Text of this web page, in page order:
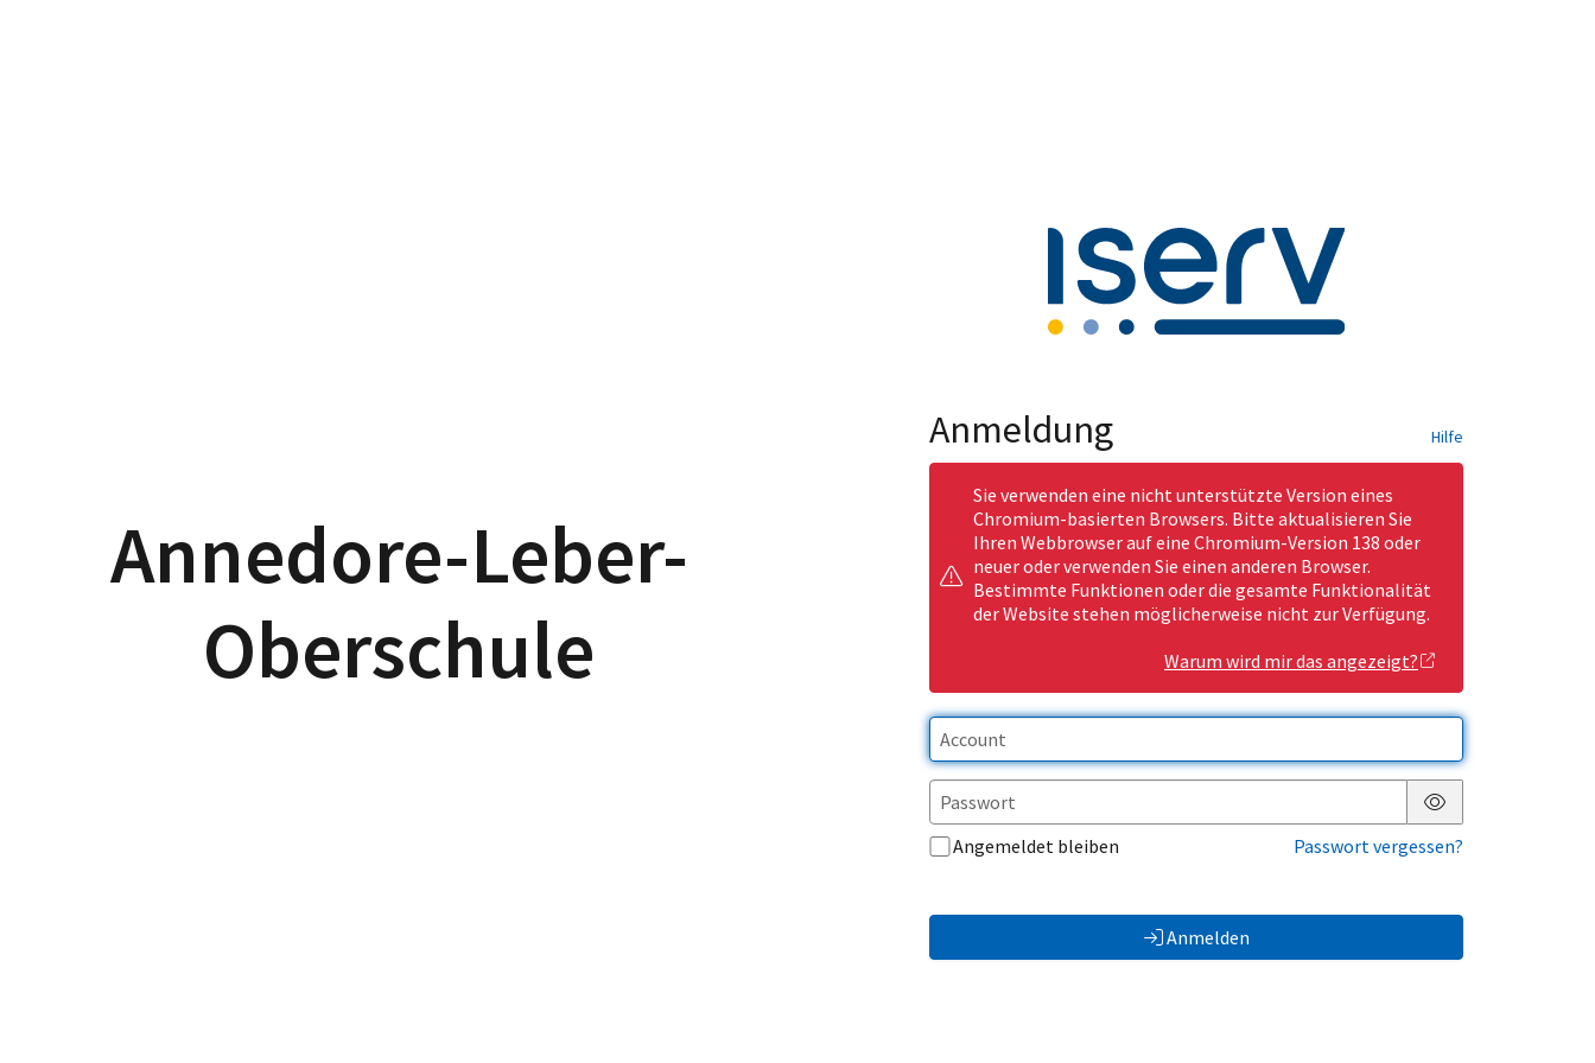
Annedore-Leber-
Oberschule
Anmeldung Hilfe
Sie verwenden eine nicht unterstützte Version eines
Chromium-basierten Browsers. Bitte aktualisieren Sie
Ihren Webbrowser auf eine Chromium-Version 138 oder
neuer oder verwenden Sie einen anderen Browser.
Bestimmte Funktionen oder die gesamte Funktionalität
der Website stehen möglicherweise nicht zur Verfügung.
Warum wird mir das angezeigt?
Passwort anzeigen
Angemeldet bleiben
Passwort vergessen?
Anmelden